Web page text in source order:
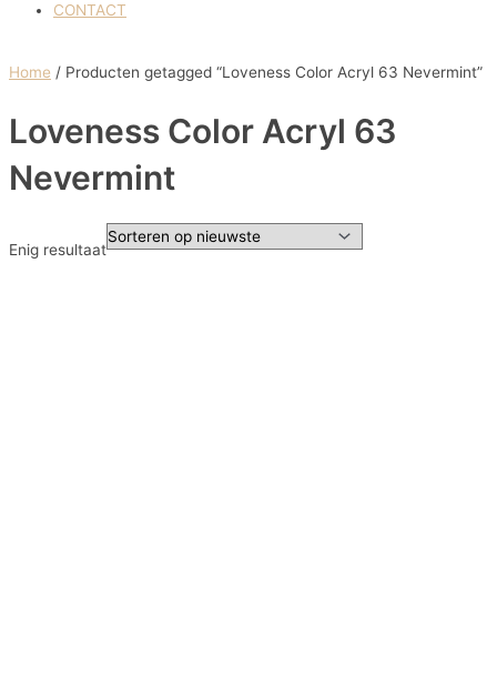
CONTACT
Home / Producten getagged “Loveness Color Acryl 63 Nevermint”
Loveness Color Acryl 63
Nevermint
Enig resultaat